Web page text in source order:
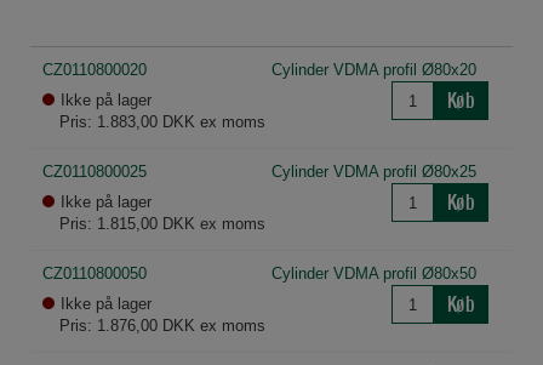
CZ0110800020
Cylinder VDMA profil Ø80x20
Ikke på lager
Pris: 1.883,00 DKK ex moms
Køb
CZ0110800025
Cylinder VDMA profil Ø80x25
Ikke på lager
Pris: 1.815,00 DKK ex moms
Køb
CZ0110800050
Cylinder VDMA profil Ø80x50
Ikke på lager
Pris: 1.876,00 DKK ex moms
Køb